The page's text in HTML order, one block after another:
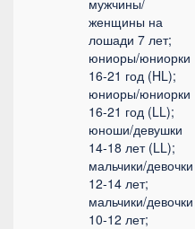
мужчины/
женщины на
лошади 7 лет;
юниоры/юниорки
16-21 год (HL);
юниоры/юниорки
16-21 год (LL);
юноши/девушки
14-18 лет (LL);
мальчики/девочки
12-14 лет;
мальчики/девочки
10-12 лет;